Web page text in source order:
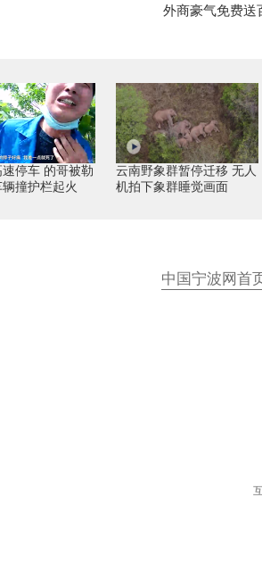
外商豪气免费送
速停车 的哥被勒
撞护栏起火
云南野象群暂停迁移 无人
机拍下象群睡觉画面
中国宁波网首